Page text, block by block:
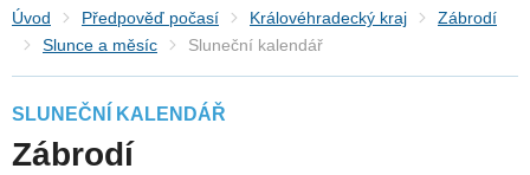
Úvod Předpověď počasí Královéhradecký kraj
Zábrodí
Slunce a měsíc
Sluneční kalendář
SLUNEČNÍ KALENDÁŘ
Zábrodí